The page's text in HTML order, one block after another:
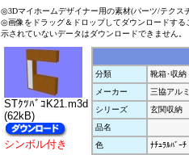
◎3Dマイホームデザイナー用の素材(パーツ/テクス
◎画像をドラッグ＆ドロップしてダウンロードす
示されていないデータはダウンロードできません。
STｸﾂﾊﾞｺK21.m3d
(62kB)
シンボル付き
分類
靴箱･収納
メーカー
三協アル
シリーズ
玄関収納
品名
色
ﾅﾁｭﾗﾙﾊﾞｰﾁ